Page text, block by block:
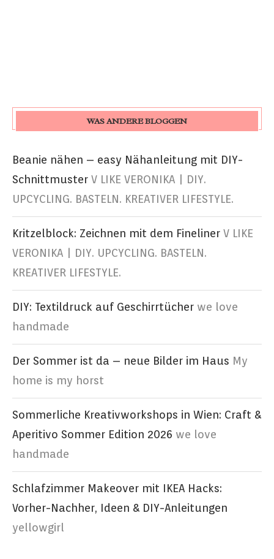
WAS ANDERE BLOGGEN
Beanie nähen – easy Nähanleitung mit DIY-
Schnittmuster V LIKE VERONIKA | DIY.
UPCYCLING. BASTELN. KREATIVER LIFESTYLE.
Kritzelblock: Zeichnen mit dem Fineliner V LIKE
VERONIKA | DIY. UPCYCLING. BASTELN.
KREATIVER LIFESTYLE.
DIY: Textildruck auf Geschirrtücher we love
handmade
Der Sommer ist da – neue Bilder im Haus My
home is my horst
Sommerliche Kreativworkshops in Wien: Craft &
Aperitivo Sommer Edition 2026 we love
handmade
Schlafzimmer Makeover mit IKEA Hacks:
Vorher-Nachher, Ideen & DIY-Anleitungen
yellowgirl